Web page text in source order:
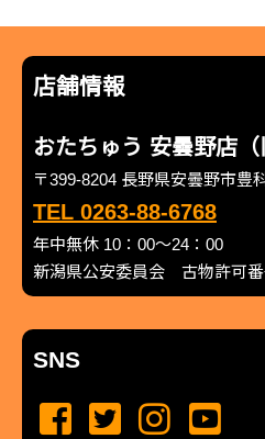
店舗情報
おたちゅう 安曇野店（
〒399-8204 長野県安曇野市豊
TEL 0263-88-6768
年中無休 10：00～24：00
新潟県公安委員会 古物許可番
SNS